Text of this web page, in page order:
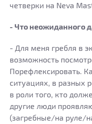
четверки на Neva
- Что неожиданного
- Для меня гребля в
возможность
Порефлексировать.
ситуациях, в разных
в роли того, кто
другие люди
(загребные/на руле/